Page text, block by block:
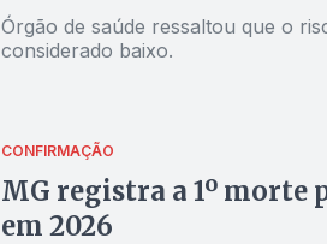
Órgão de saúde ressaltou que o
considerado baixo.
CONFIRMAÇÃO
MG registra a 1º
em 2026